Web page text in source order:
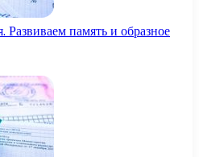
память и образное